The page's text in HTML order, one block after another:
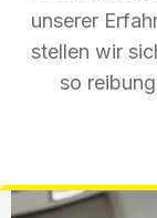
unserer
stellen wir
so